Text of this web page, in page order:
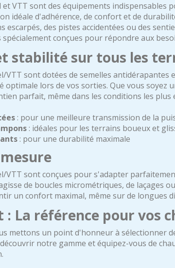
et VTT sont des équipements indispensables
idéale d'adhérence, de confort et de
escarpés, des pistes accidentées ou des
spécialement conçues pour répondre aux
stabilité sur tous les
VTT sont dotées de semelles
optimale lors de vos sorties. Que vous soyez
parfait, même dans les conditions les plus
: pour une meilleure transmission de la
: idéales pour les terrains boueux et
: pour une durabilité maximale
VTT sont conçues pour s'adapter
de boucles micrométriques, de laçages
un confort maximal, même sur de longues
: La référence pour vos
mettons un point d'honneur à sélectionner
notre gamme et équipez-vous de